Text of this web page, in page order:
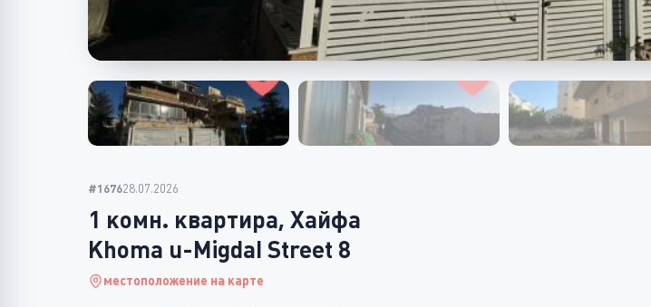
#167628.07.2026
1 комн. квартира, Хайфа
Khoma u-Migdal Street 8
местоположение на карте